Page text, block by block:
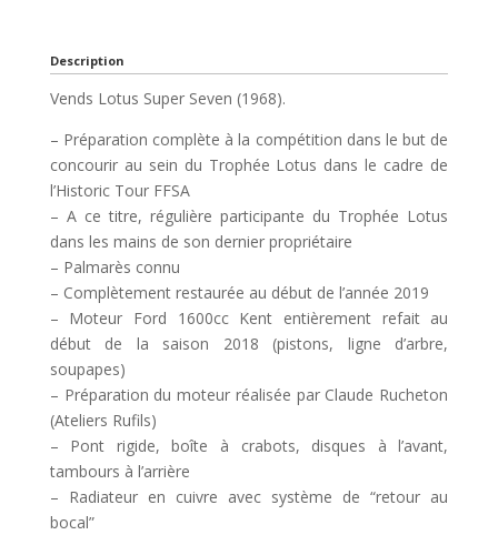
Description
Vends Lotus Super Seven (1968).
– Préparation complète à la compétition dans le but de
concourir au sein du Trophée Lotus dans le cadre de
l’Historic Tour FFSA
– A ce titre, régulière participante du Trophée Lotus
dans les mains de son dernier propriétaire
– Palmarès connu
– Complètement restaurée au début de l’année 2019
– Moteur Ford 1600cc Kent entièrement refait au
début de la saison 2018 (pistons, ligne d’arbre,
soupapes)
– Préparation du moteur réalisée par Claude Rucheton
(Ateliers Rufils)
– Pont rigide, boîte à crabots, disques à l’avant,
tambours à l’arrière
– Radiateur en cuivre avec système de “retour au
bocal”